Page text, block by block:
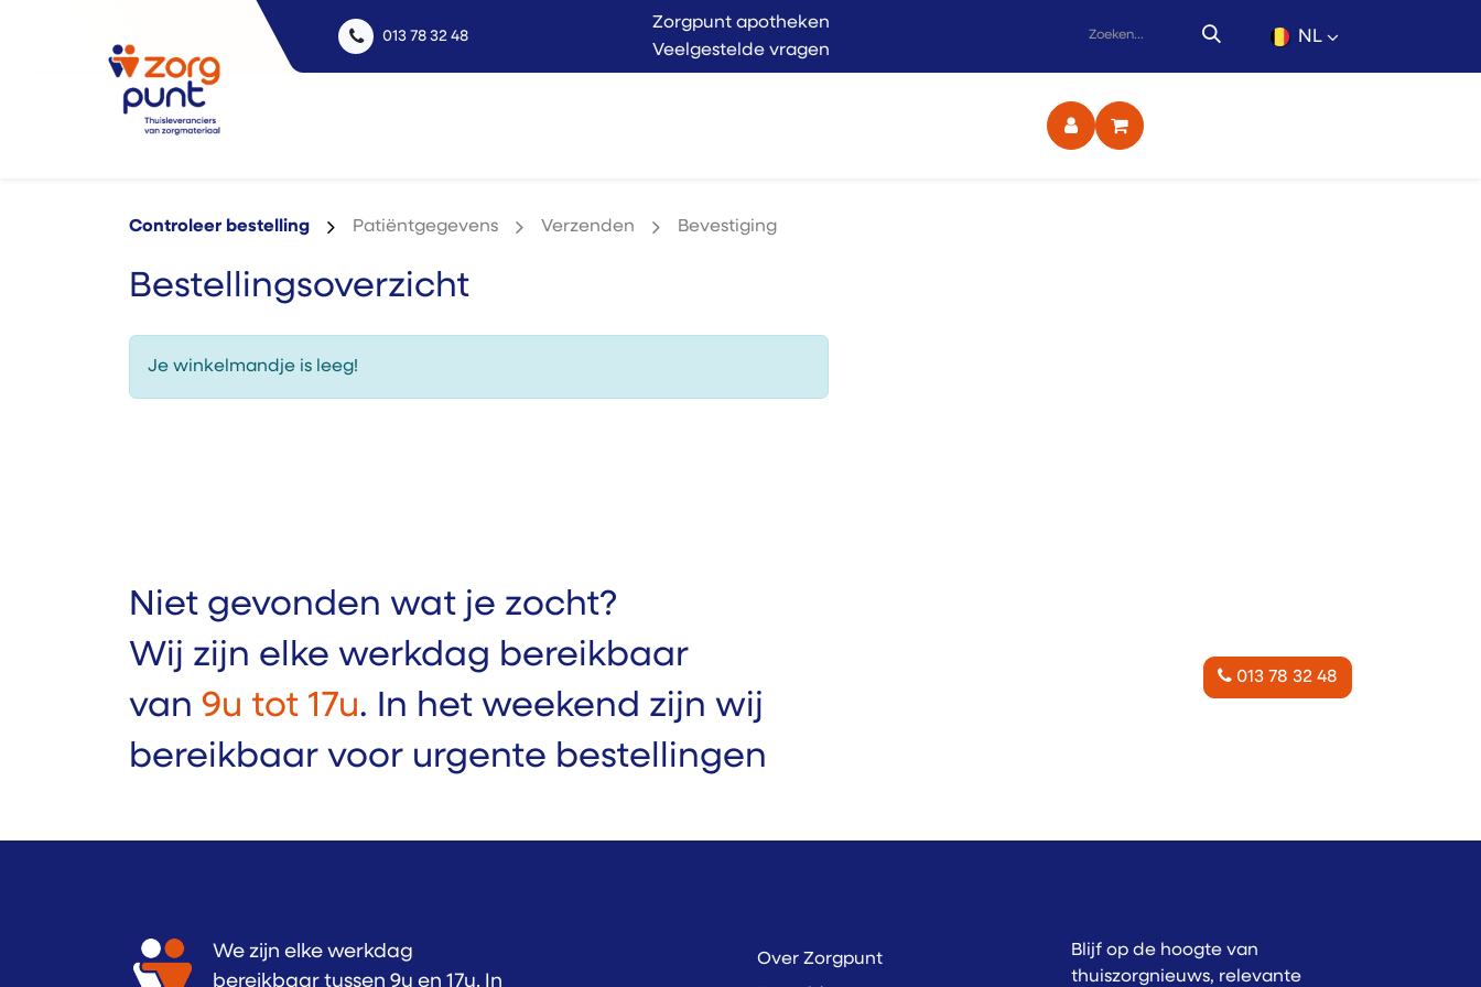
013 78 32 48
Zorgpunt apotheken
Veelgestelde vragen
NL
Controleer bestelling Patiëntgegevens Verzenden Bevestiging
Bestellingsoverzicht
Je winkelmandje is leeg!
Niet gevonden wat je zocht?​
Wij zijn elke werkdag bereikbaar
van 9u tot 17u. In het weekend zijn wij
bereikbaar voor urgente bestellingen
013 78 32 48
We zijn elke werkdag
bereikbaar tussen 9u en 17u. In
Over Zorgpunt
Blijf op de hoogte van
thuiszorgnieuws, relevante